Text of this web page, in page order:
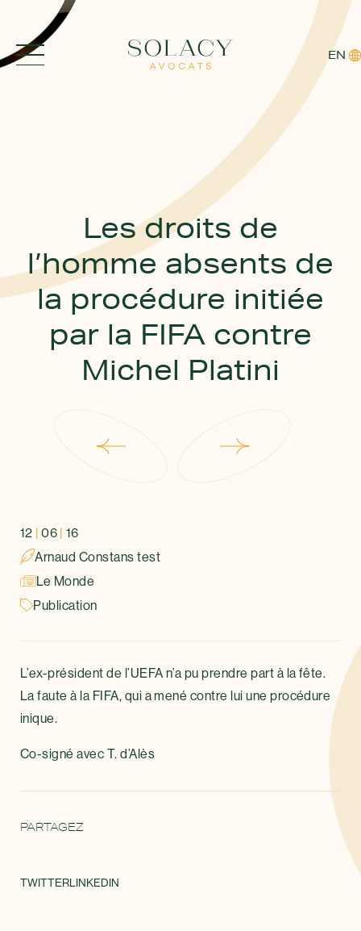
EXPERTISES
AVOCATS
EN
Les droits de
l’homme absents de
la procédure initiée
par la FIFA contre
Michel Platini
12 | 06 | 16
Arnaud Constans test
Le Monde
Publication
L’ex-président de l’UEFA n’a pu prendre part à la fête.
La faute à la FIFA, qui a mené contre lui une procédure
inique.
Co-signé avec T. d’Alès
PARTAGEZ
TWITTERLINKEDIN